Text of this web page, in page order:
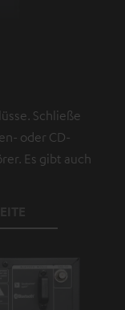
Schließe
oder CD-
Es gibt auch